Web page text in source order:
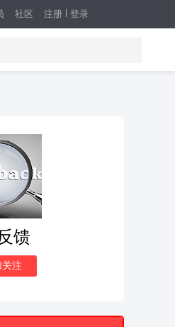
注册 登录
社区
馈
关注